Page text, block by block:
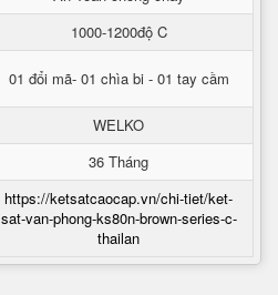
1000-1200độ C
01 đổi mã- 01 chìa bi - 01 tay cầm
WELKO
36 Tháng
https://ketsatcaocap.vn/chi-tiet/ket-
sat-van-phong-ks80n-brown-series-c-
thailan